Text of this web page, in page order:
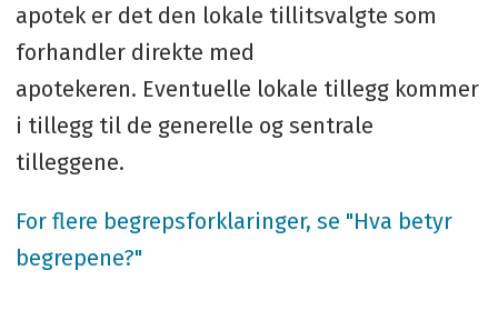
apotek er det den lokale tillitsvalgte som
forhandler direkte med
apotekeren. Eventuelle lokale tillegg kommer
i tillegg til de generelle og sentrale
tilleggene.
For flere begrepsforklaringer, se "Hva betyr
begrepene?"